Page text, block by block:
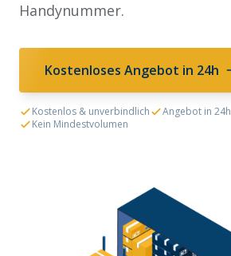
Handynummer.
Kostenloses Angebot in 24h
Kostenlos & unverbindlich
Angebot in 24h
Kein Mindestvolumen